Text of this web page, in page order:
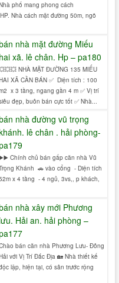
phố mang phong cách
Nhà cách mặt đường 50m, ngõ
nhà mặt đường Miếu
hai xã. lê chân. Hp – pa180
NHÀ MẶT ĐƯỜNG 135 MIẾU
XÃ CẦN BÁN ✅ Diện tích : 100
x 3 tầng, ngang gần 4 m ✅ Vị trí
đẹp, buôn bán cực tốt ✅ Nhà...
nhà đường vũ trọng
lê chân . hải phòng-
Chính chủ bán gấp căn nhà Vũ
Khánh 🚗 vào cổng - Diện tích
x 4 tầng - 4 ngủ, 3vs,, p khách,
nhà xây mới Phương
lưu. Hải an. hải phòng –
bán căn nhà Phương Lưu- Đông
với Vị Trí Đắc Địa 🏡 Nhà thiết kế
lập, hiện tại, có sân trước rộng